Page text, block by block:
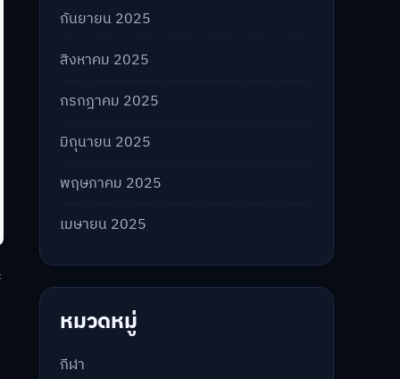
กันยายน 2025
สิงหาคม 2025
กรกฎาคม 2025
มิถุนายน 2025
พฤษภาคม 2025
เมษายน 2025
หมวดหมู่
กีฬา